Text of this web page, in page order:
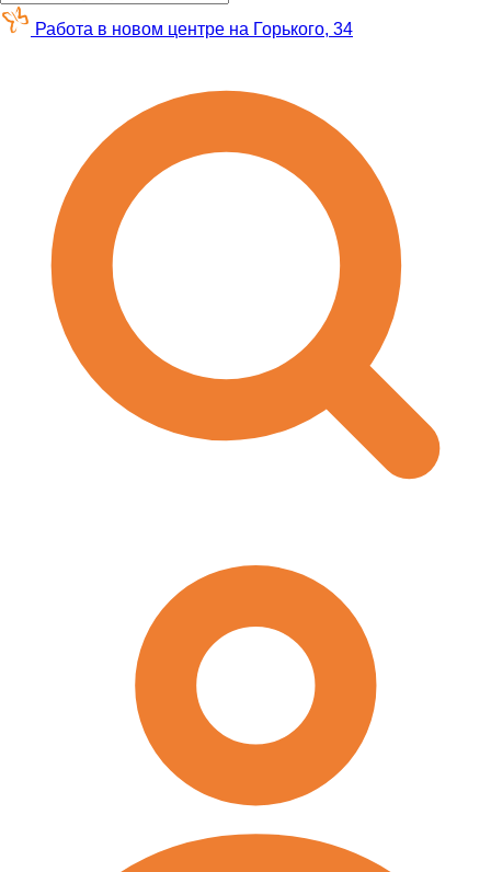
Работа в новом центре на Горького, 34